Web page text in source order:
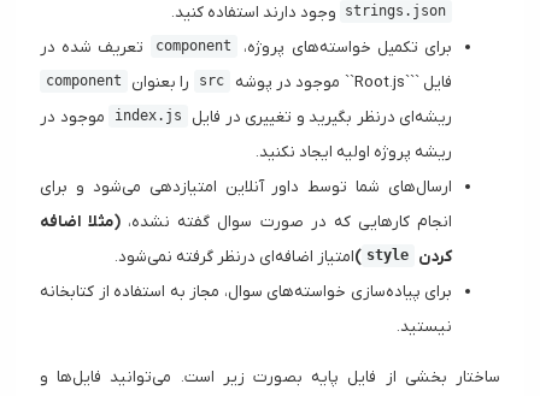
strings.json
وجود دارند استفاده کنید.
برای تکمیل خواسته‌های پروژه،
component
تعریف شده در
فایل ```Root.js`` موجود در پوشه
src را بعنوان component
ریشه‌ای درنظر بگیرید و تغییری در فایل‌ index.js
موجود در
ریشه پروژه اولیه ایجاد نکنید.
ارسال‌های شما توسط داور آنلاین امتیازدهی می‌شود و برای
انجام کار‌هایی که در صورت سوال گفته نشده، (مثلا اضافه
کردن
style
)امتیاز اضافه‌ای درنظر گرفته نمی‌شود.
برای پیاده‌سازی خواسته‌های سوال، مجاز به استفاده از کتابخانه
نیستید.
ساختار بخشی از فایل پایه بصورت زیر است. می‌توانید فایل‌ها و